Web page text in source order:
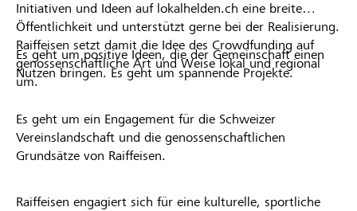
Initiativen und Ideen auf lokalhelden.ch eine breite
Öffentlichkeit und unterstützt gerne bei der Realisierung.
Raiffeisen setzt damit die Idee des Crowdfunding auf
genossenschaftliche Art und Weise lokal und regional
um.
Es geht um positive Ideen, die der Gemeinschaft einen
Nutzen bringen. Es geht um spannende Projekte.
Es geht um ein Engagement für die Schweizer
Vereinslandschaft und die genossenschaftlichen
Grundsätze von Raiffeisen.
Raiffeisen engagiert sich für eine kulturelle, sportliche